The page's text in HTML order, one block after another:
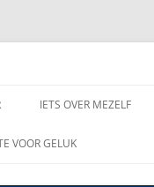
IETS OVER MEZELF
VOOR GELUK